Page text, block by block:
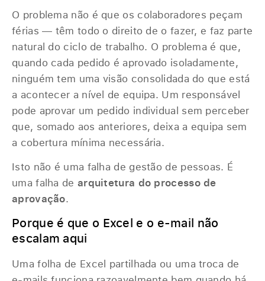
O problema não é que os colaboradores peçam
férias — têm todo o direito de o fazer, e faz parte
natural do ciclo de trabalho. O problema é que,
quando cada pedido é aprovado isoladamente,
ninguém tem uma visão consolidada do que está
a acontecer a nível de equipa. Um responsável
pode aprovar um pedido individual sem perceber
que, somado aos anteriores, deixa a equipa sem
a cobertura mínima necessária.
Isto não é uma falha de gestão de pessoas. É
uma falha de arquitetura do processo de
aprovação.
Porque é que o Excel e o e-mail não
escalam aqui
Uma folha de Excel partilhada ou uma troca de